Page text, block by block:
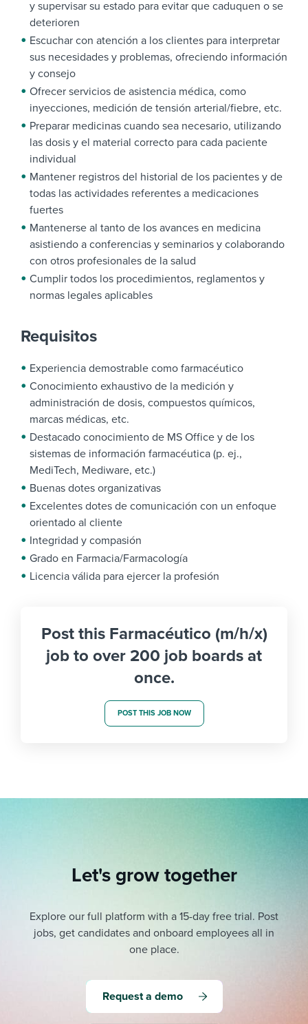
y supervisar su estado para evitar que caduquen o se
deterioren
Escuchar con atención a los clientes para interpretar
sus necesidades y problemas, ofreciendo información
y consejo
Ofrecer servicios de asistencia médica, como
inyecciones, medición de tensión arterial/fiebre, etc.
Preparar medicinas cuando sea necesario, utilizando
las dosis y el material correcto para cada paciente
individual
Mantener registros del historial de los pacientes y de
todas las actividades referentes a medicaciones
fuertes
Mantenerse al tanto de los avances en medicina
asistiendo a conferencias y seminarios y colaborando
con otros profesionales de la salud
Cumplir todos los procedimientos, reglamentos y
normas legales aplicables
Requisitos
Experiencia demostrable como farmacéutico
Conocimiento exhaustivo de la medición y
administración de dosis, compuestos químicos,
marcas médicas, etc.
Destacado conocimiento de MS Office y de los
sistemas de información farmacéutica (p. ej.,
MediTech, Mediware, etc.)
Buenas dotes organizativas
Excelentes dotes de comunicación con un enfoque
orientado al cliente
Integridad y compasión
Grado en Farmacia/Farmacología
Licencia válida para ejercer la profesión
Post this Farmacéutico (m/h/x)
job to over 200 job boards at
once.
POST THIS JOB NOW
Let's grow together
Explore our full platform with a 15-day free trial. Post
jobs, get candidates and onboard employees all in
one place.
Request a demo